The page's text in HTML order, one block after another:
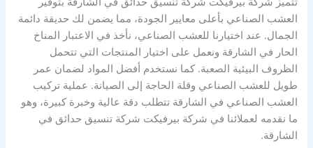
العشب الصناعي بأعلى معايير الجودة، مما يضمن لك حديقة دائمة
الجمال. عند اختيارنا للعشب الصناعي، نأخذ في الاعتبار المناخ
الحار في الشارقة ونعمل على اختيار المنتجات التي تتحمل
الظروف البيئية الصعبة. كما نستخدم أفضل المواد لضمان عمر
طويل للعشب الصناعي وقلة الحاجة إلى الصيانة. عملية تركيب
العشب الصناعي في الشارقة تتطلب دقة عالية وخبرة كبيرة، وهو
ما نقدمه لعملائنا في شركة بيرفيكت شركة تنسيق حدائق في
الشارقة.